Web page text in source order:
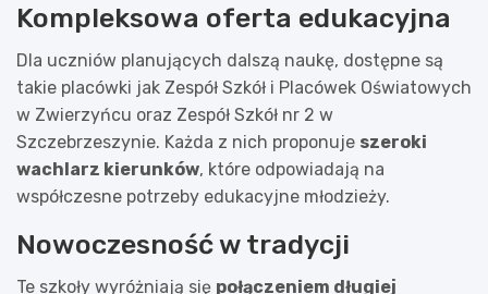
Kompleksowa oferta edukacyjna
Dla uczniów planujących dalszą naukę, dostępne są
takie placówki jak Zespół Szkół i Placówek Oświatowych
w Zwierzyńcu oraz Zespół Szkół nr 2 w
Szczebrzeszynie. Każda z nich proponuje szeroki
wachlarz kierunków, które odpowiadają na
współczesne potrzeby edukacyjne młodzieży.
Nowoczesność w tradycji
Te szkoły wyróżniają się połączeniem długiej